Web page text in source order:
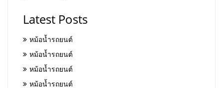
Latest Posts
หม้อน้ำรถยนต์
หม้อน้ำรถยนต์
หม้อน้ำรถยนต์
หม้อน้ำรถยนต์